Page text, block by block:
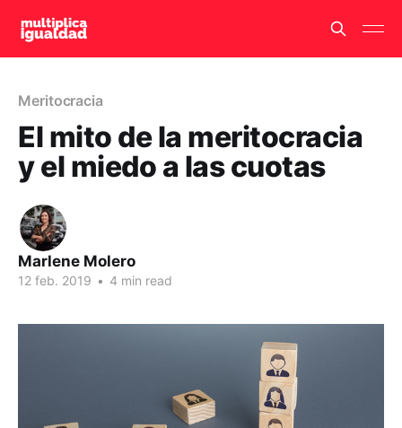
Meritocracia
El mito de la meritocracia
y el miedo a las cuotas
Marlene Molero
12 feb. 2019 • 4 min read